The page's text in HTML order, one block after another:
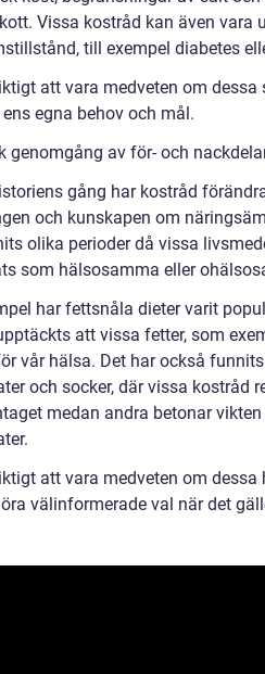
Vissa kostråd kan även vara
till exempel diabetes
att vara medveten om
egna behov och mål.
genomgång av för- och
gång har kostråd
och kunskapen om
olika perioder då vissa
som hälsosamma eller
har fettsnåla dieter varit
att vissa fetter, som
vår hälsa. Det har också
och socker, där vissa kostråd
medan andra betonar
att vara medveten om
välinformerade val när det